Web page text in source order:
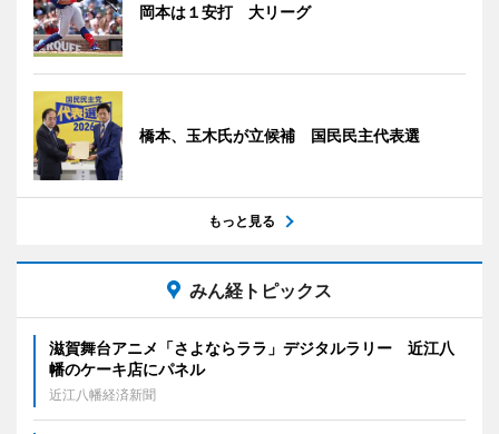
岡本は１安打 大リーグ
橋本、玉木氏が立候補 国民民主代表選
もっと見る
みん経トピックス
滋賀舞台アニメ「さよならララ」デジタルラリー 近江八
幡のケーキ店にパネル
近江八幡経済新聞